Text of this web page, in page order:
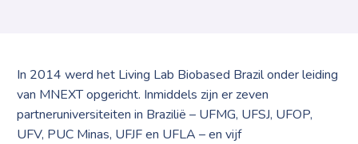
In 2014 werd het Living Lab Biobased Brazil onder leiding
van MNEXT opgericht. Inmiddels zijn er zeven
partneruniversiteiten in Brazilië – UFMG, UFSJ, UFOP,
UFV, PUC Minas, UFJF en UFLA – en vijf